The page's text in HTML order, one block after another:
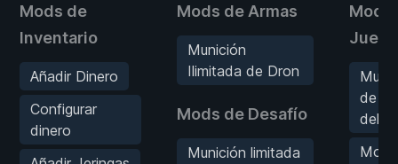
Mods de
Inventario
Añadir Dinero
Configurar
dinero
Mods de Armas
Munición
Ilimitada de Dron
Mods de Desafío
Munición limitada
Mods
Juego
de
del